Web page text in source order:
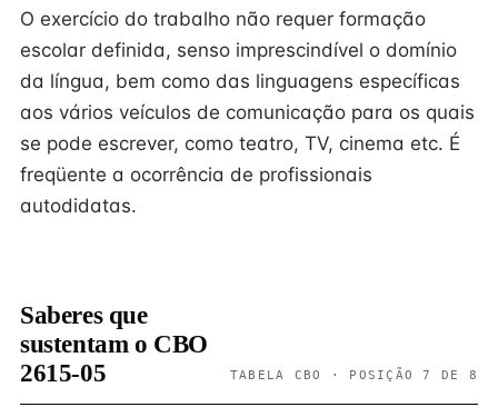
O exercício do trabalho não requer formação
escolar definida, senso imprescindível o domínio
da língua, bem como das linguagens específicas
aos vários veículos de comunicação para os quais
se pode escrever, como teatro, TV, cinema etc. É
freqüente a ocorrência de profissionais
autodidatas.
Saberes que
sustentam o CBO
2615-05
TABELA CBO · POSIÇÃO 7 DE 8